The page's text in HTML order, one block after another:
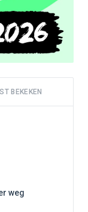
BEKEKEN
weg